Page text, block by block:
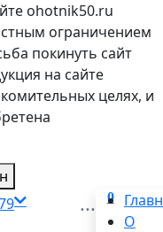
ohotnik50.ru
ограничением
покинуть сайт
на сайте
целях, и
0
...
О